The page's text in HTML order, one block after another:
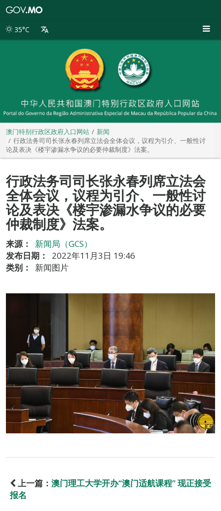
别
35°C
澳门特别行政区政府入口网站
新闻
行政法务司司长张永春列席立法会全体会议，议程为引介、一般性讨
论及表决《楼宇渗漏水争议的必要仲裁制度》法案。
行政法务司司长张永春列席立法会
全体会议，议程为引介、一般性讨
论及表决《楼宇渗漏水争议的必要
仲裁制度》法案。
来源：
新闻局（GCS）
发布日期：
2022年11月3日 19:46
类别：
新闻图片
上一篇： 澳门理工大学开办“澳门适航课程” 现正接受
报名